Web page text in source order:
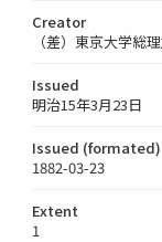
Creator
（差）東京大学
Issued
明治15年3月23日
Issued (formated)
1882-03-23
Extent
1